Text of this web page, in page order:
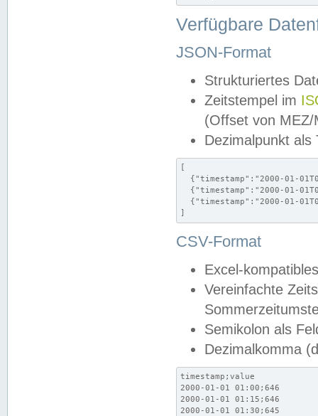
Verfügbare
JSON-Format
Strukturiertes
Zeitstempel im
(Offset von MEZ/
Dezimalpunkt als
[
{"timestamp":"2000-01-
{"timestamp":"2000-01-
{"timestamp":"2000-01-
]
CSV-Format
Excel-
Vereinfachte
Semikolon als
Dezimalkomma
timestamp;value
2000-01-01 01:00;646
2000-01-01 01:15;646
2000-01-01 01:30;645